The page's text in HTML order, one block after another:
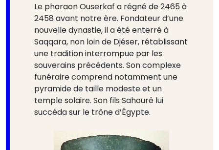
Le pharaon Ouserkaf a régné de 2465 à
2458 avant notre ère. Fondateur d’une
nouvelle dynastie, il a été enterré à
Saqqara, non loin de Djéser, rétablissant
une tradition interrompue par les
souverains précédents. Son complexe
funéraire comprend notamment une
pyramide de taille modeste et un
temple solaire. Son fils Sahourê lui
succéda sur le trône d’Égypte.